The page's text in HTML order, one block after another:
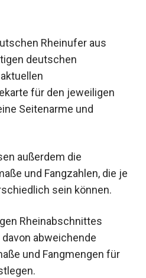
Rheinufer aus
deutschen
für den jeweiligen
Seitenarme und
außerdem die
und Fangzahlen, die je
sein können.
Rheinabschnittes
abweichende
und Fangmengen für